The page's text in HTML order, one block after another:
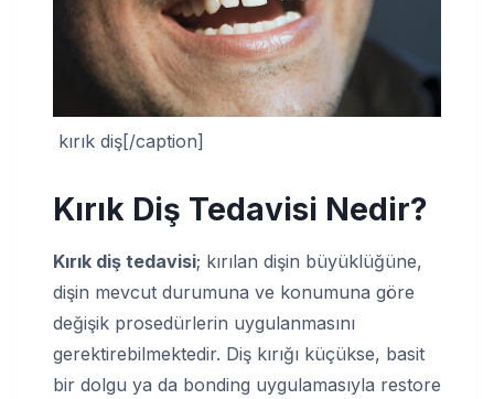
kırık diş[/caption]
Kırık Diş Tedavisi Nedir?
Kırık diş tedavisi; kırılan dişin büyüklüğüne,
dişin mevcut durumuna ve konumuna göre
değişik prosedürlerin uygulanmasını
gerektirebilmektedir. Diş kırığı küçükse, basit
bir dolgu ya da bonding uygulamasıyla restore